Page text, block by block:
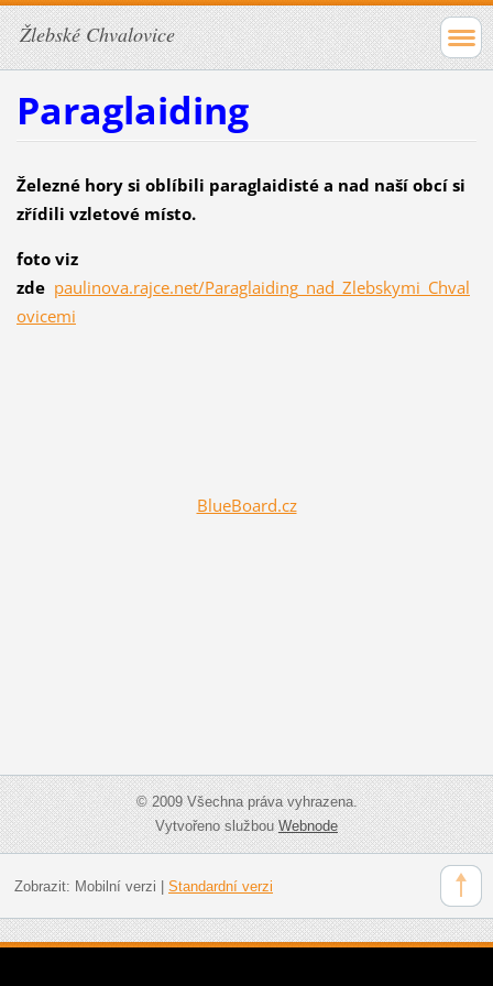
Žlebské Chvalovice
Paraglaiding
Železné hory si oblíbili paraglaidisté a nad naší obcí si
zřídili vzletové místo.
foto viz
zde paulinova.rajce.net/Paraglaiding_nad_Zlebskymi_Chval
ovicemi
BlueBoard.cz
© 2009 Všechna práva vyhrazena.
Vytvořeno službouWebnode
Zobrazit: Mobilní verzi Standardní verzi